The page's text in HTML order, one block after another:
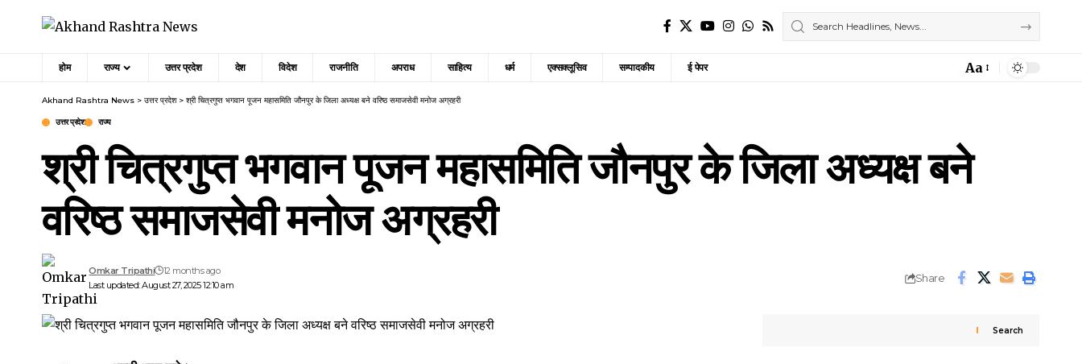
होम राज्य उत्तर प्रदेश देश विदेश राजनीति अपराध साहित्य धर्म एक्सक्लूसिव सम्पादकीय ई पेपर
Font
Aa
Akhand Rashtra News > उत्तर प्रदेश> श्री चित्रगुप्त भगवान पूजन महासमिति जौनपुर के जिला अध्यक्ष बने वरिष्ठ समाजसेवी मनोज अग्रहरी
उत्तर प्रदेश राज्य
श्री चित्रगुप्त भगवान पूजन महासमिति जौनपुर के जिला अध्यक्ष बने
वरिष्ठ समाजसेवी मनोज अग्रहरी
Last updated: August 27, 2025 12:10 am
Omkar Tripathi 12 months ago
Share
Search